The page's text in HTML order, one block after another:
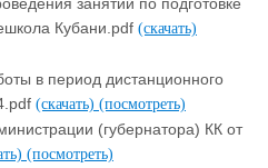
Кубани.pdf (скачать)
в период дистанционного
(скачать) (посмотреть)
(губернатора) КК от
(посмотреть)